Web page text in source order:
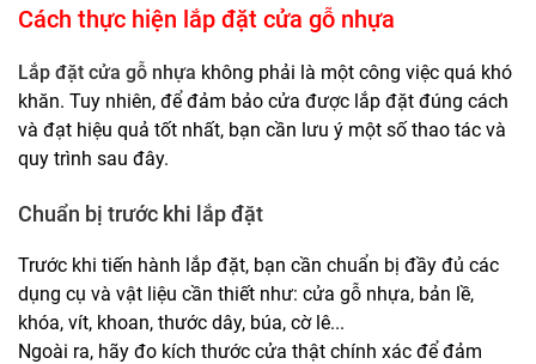
Cách thực hiện lắp đặt cửa gỗ nhựa
Lắp đặt cửa gỗ nhựa không phải là một công việc quá khó
khăn. Tuy nhiên, để đảm bảo cửa được lắp đặt đúng cách
và đạt hiệu quả tốt nhất, bạn cần lưu ý một số thao tác và
quy trình sau đây.
Chuẩn bị trước khi lắp đặt
Trước khi tiến hành lắp đặt, bạn cần chuẩn bị đầy đủ các
dụng cụ và vật liệu cần thiết như: cửa gỗ nhựa, bản lề,
khóa, vít, khoan, thước dây, búa, cờ lê...
Ngoài ra, hãy đo kích thước cửa thật chính xác để đảm